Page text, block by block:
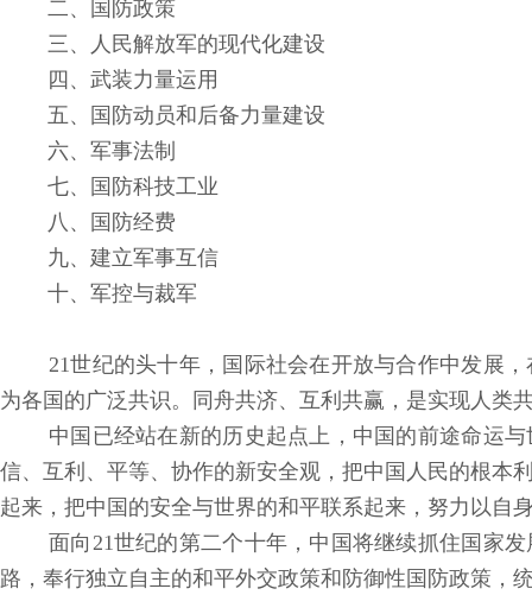
二、国防政策
三、人民解放军的现代化建设
四、武装力量运用
五、国防动员和后备力量建设
六、军事法制
七、国防科技工业
八、国防经费
九、建立军事互信
十、军控与裁军
21世纪的头十年，国际社会在开放与合作中发展
为各国的广泛共识。同舟共济、互利共赢，是实现人类
中国已经站在新的历史起点上，中国的前途命运
信、互利、平等、协作的新安全观，把中国人民的根本
起来，把中国的安全与世界的和平联系起来，努力以自
面向21世纪的第二个十年，中国将继续抓住国家
路，奉行独立自主的和平外交政策和防御性国防政策，